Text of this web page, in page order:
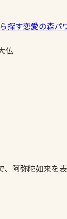
探す恋愛の森パ
仏
阿弥陀如来を